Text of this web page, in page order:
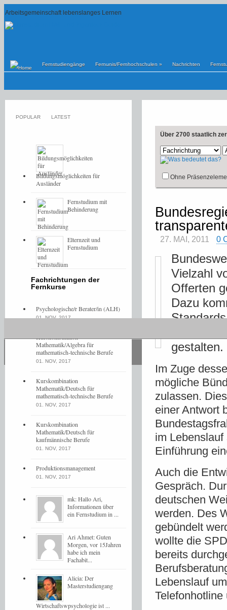
Arbeitsgemeinschaft lebenslanges Lernen
Fernstudiengänge Fernunis/Fernhochschulen » Nachrichten
Über 2700 staatlich
Ohne
27. MAI, 2011 0
Vielzahl
Offerten
Dazu
gestalten.
Im Zuge
mögliche
zulassen.
einer Antwort
im
Einführung
Auch die
Gespräch.
deutschen
werden. Des
gebündelt
wollte die
bereits
Lebenslauf
POPULAR LATEST
Bildungsmöglichkeiten für
Ausländer
Fernstudium mit
Behinderung
Elternzeit und
Fernstudium
Fachrichtungen der
Fernkurse
Psychologische/r Berater/in (ALH)
01. NOV, 2017
Kurskombination
Mathematik/Algebra für
mathematisch-technische Berufe
01. NOV, 2017
Kurskombination
Mathematik/Deutsch für
mathematisch-technische Berufe
01. NOV, 2017
Kurskombination
Mathematik/Deutsch für
kaufmännische Berufe
01. NOV, 2017
Produktionsmanagement
01. NOV, 2017
mk: Hallo Ari,
Informationen über
ein Fernstudium in ...
Ari Ahmet: Guten
Morgen, vor 15Jahren
habe ich mein
Fachabit...
Alicia: Der
Masterstudiengang
Wirtschaftswpsychologie ist ...